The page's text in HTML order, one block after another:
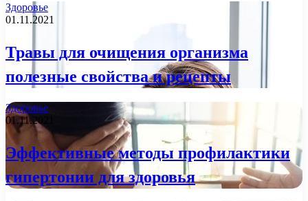
Здоровье
01.11.2021
Травы для очищения организма
полезные свойства и рецепты
Здоровье
01.11.2021
Эффективные методы профилактики
гипертонии для здоровья